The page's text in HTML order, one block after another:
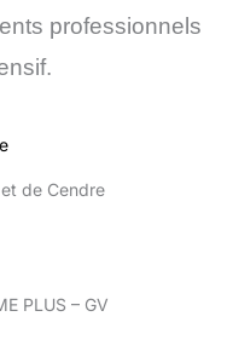
professionnels
de Cendre
PLUS – GV